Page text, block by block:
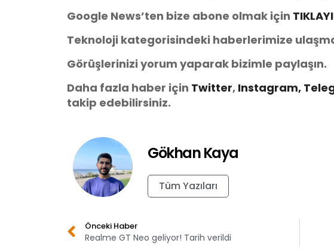
Google News’ten bize abone olmak için
Teknoloji kategorisindeki haberlerimize
Görüşlerinizi yorum yaparak bizimle paylaşın.
Daha fazla haber için Twitter, Instagram,
takip edebilirsiniz.
Gökhan Kaya
Tüm Yazıları
Önceki Haber
Realme GT Neo geliyor! Tarih verildi